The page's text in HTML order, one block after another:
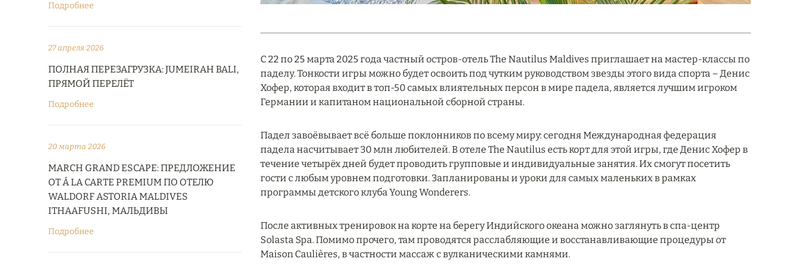
Подробнее
27 апреля 2026
ПОЛНАЯ ПЕРЕЗАГРУЗКА: JUMEIRAH BALI,
ПРЯМОЙ ПЕРЕЛЁТ
Подробнее
20 марта 2026
MARCH GRAND ESCAPE: ПРЕДЛОЖЕНИЕ
ОТ Á LA CARTE PREMIUM ПО ОТЕЛЮ
WALDORF ASTORIA MALDIVES
ITHAAFUSHI, МАЛЬДИВЫ
Подробнее
С 22 по 25 марта 2025 года частный остров-отель The Nautilus Maldives приглашает на мастер-классы по
паделу. Тонкости игры можно будет освоить под чутким руководством звезды этого вида спорта – Денис
Хофер, которая входит в топ-50 самых влиятельных персон в мире падела, является лучшим игроком
Германии и капитаном национальной сборной страны.
Падел завоёвывает всё больше поклонников по всему миру: сегодня Международная федерация
падела насчитывает 30 млн любителей. В отеле The Nautilus есть корт для этой игры, где Денис Хофер в
течение четырёх дней будет проводить групповые и индивидуальные занятия. Их смогут посетить
гости с любым уровнем подготовки. Запланированы и уроки для самых маленьких в рамках
программы детского клуба Young Wonderers.
После активных тренировок на корте на берегу Индийского океана можно заглянуть в спа-центр
Solasta Spa. Помимо прочего, там проводятся расслабляющие и восстанавливающие процедуры от
Maison Caulières, в частности массаж с вулканическими камнями.